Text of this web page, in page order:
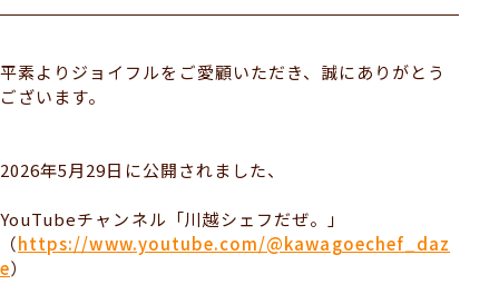
平素よりジョイフルをご愛顧いただき、誠にありがとう
ございます。
2026年5月29日に公開されました、
YouTubeチャンネル「川越シェフだぜ。」
（https://www.youtube.com/@kawagoechef_daz
e）